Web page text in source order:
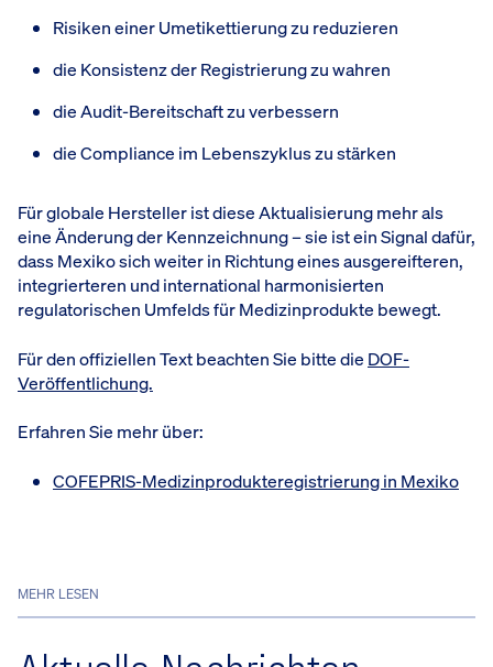
Risiken einer Umetikettierung zu reduzieren
die Konsistenz der Registrierung zu wahren
die Audit-Bereitschaft zu verbessern
die Compliance im Lebenszyklus zu stärken
Für globale Hersteller ist diese Aktualisierung mehr als
eine Änderung der Kennzeichnung – sie ist ein Signal dafür,
dass Mexiko sich weiter in Richtung eines ausgereifteren,
integrierteren und international harmonisierten
regulatorischen Umfelds für Medizinprodukte bewegt.
Für den offiziellen Text beachten Sie bitte die DOF-
Veröffentlichung.
Erfahren Sie mehr über:
COFEPRIS-Medizinprodukteregistrierung in Mexiko
MEHR LESEN